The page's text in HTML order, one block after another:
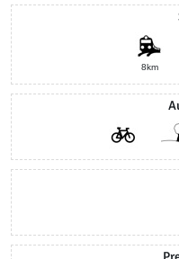
8km